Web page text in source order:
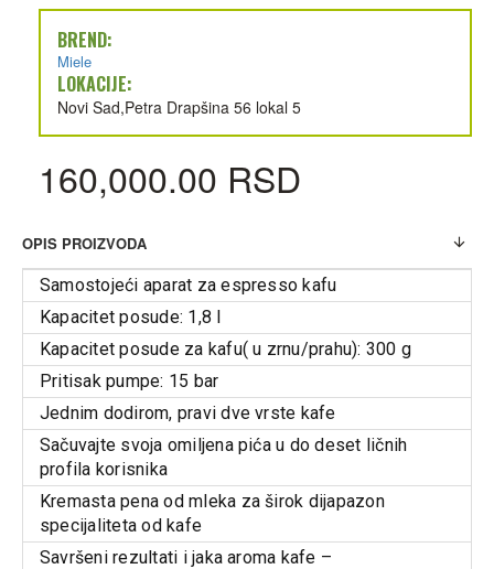
BREND:
Miele
LOKACIJE:
Novi Sad,Petra Drapšina 56 lokal 5
160,000.00 RSD
OPIS PROIZVODA
Samostojeći aparat za espresso kafu
Kapacitet posude: 1,8 l
Kapacitet posude za kafu( u zrnu/prahu): 300 g
Pritisak pumpe: 15 bar
Jednim dodirom, pravi dve vrste kafe
Sačuvajte svoja omiljena pića u do deset ličnih
profila korisnika
Kremasta pena od mleka za širok dijapazon
specijaliteta od kafe
Savršeni rezultati i jaka aroma kafe –